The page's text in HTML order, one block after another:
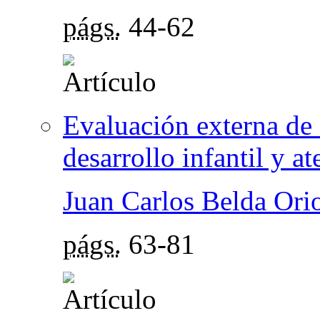
págs. 44-62
Evaluación externa
desarrollo infantil y
Juan Carlos Belda
págs. 63-81